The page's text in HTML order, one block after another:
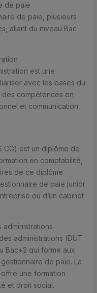
de paie
de paie, plusieurs
allant du niveau Bac
est une
avec les bases du
des compétences en
et communication
CG) est un diplôme de
en comptabilité,
de ce diplôme
de paie junior
ou d’un cabinet
administrations (DUT
Bac+2 qui forme aux
de paie. La
une formation
et droit social.